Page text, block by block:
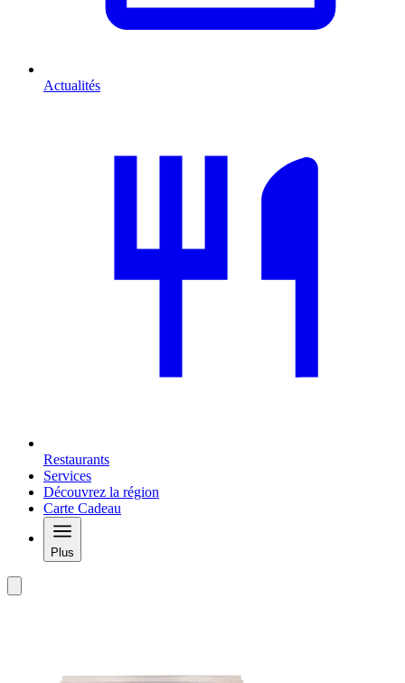
Actualités
Restaurants
Services
Découvrez la région
Carte Cadeau
Plus